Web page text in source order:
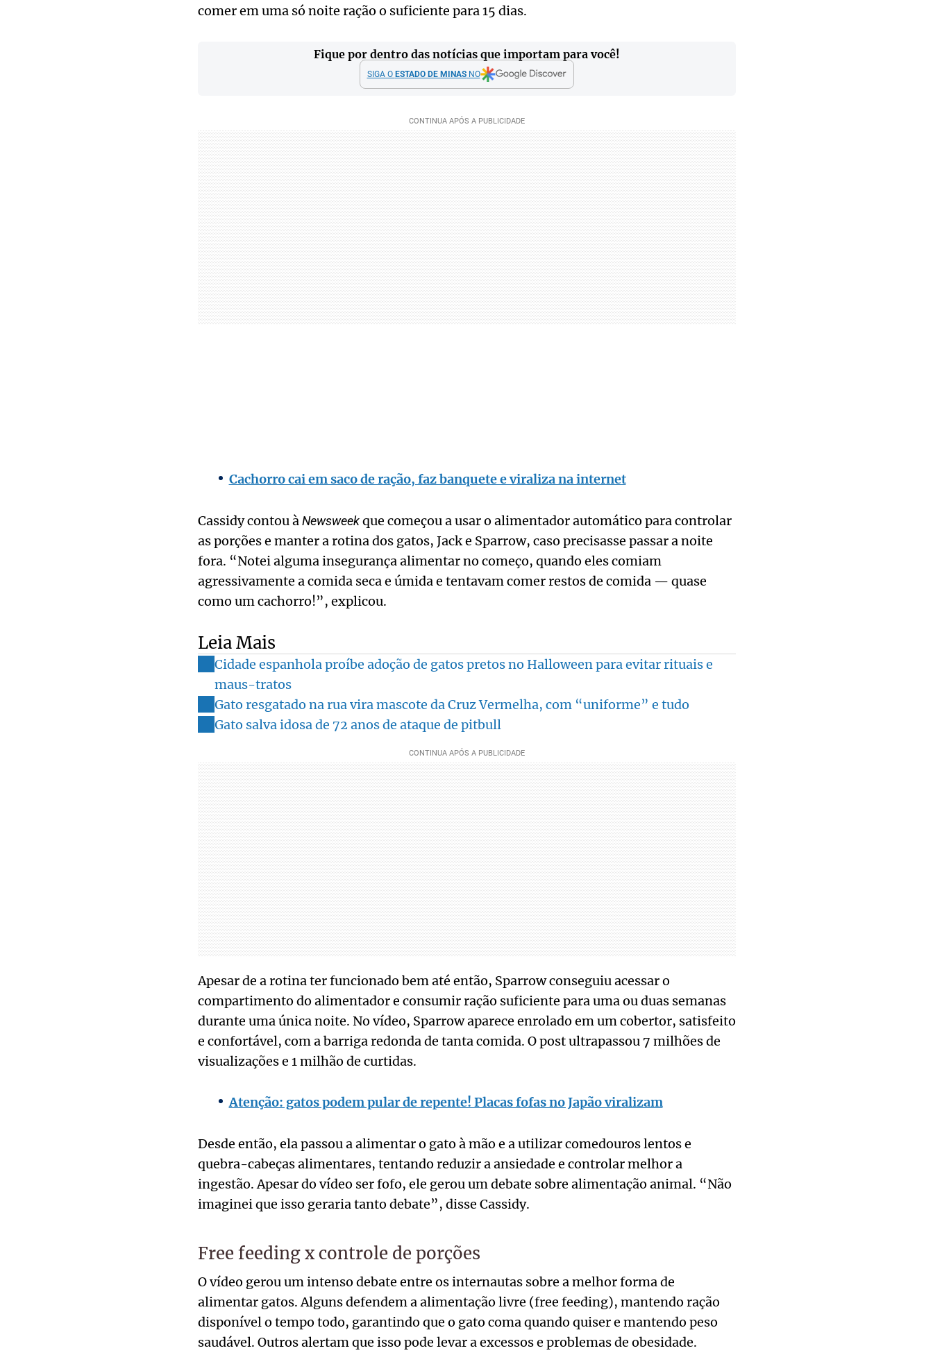
comer em uma só noite ração o suficiente para 15 dias.
Fique por dentro das notícias que importam para você!
SIGA O ESTADO DE MINASNO
Cachorro cai em saco de ração, faz banquete e viraliza na internet
Cassidy contou àNewsweekque começou a usar o alimentador automático para controlar
as porções e manter a rotina dos gatos, Jack e Sparrow, caso precisasse passar a noite
fora. “Notei alguma insegurança alimentar no começo, quando eles comiam
agressivamente a comida seca e úmida e tentavam comer restos de comida — quase
como um cachorro!”, explicou.
Leia Mais
Cidade espanhola proíbe adoção de gatos pretos no Halloween para evitar rituais e
maus-tratos
Gato resgatado na rua vira mascote da Cruz Vermelha, com “uniforme” e tudo
Gato salva idosa de 72 anos de ataque de pitbull
Apesar de a rotina ter funcionado bem até então, Sparrow conseguiu acessar o
compartimento do alimentador e consumir ração suficiente para uma ou duas semanas
durante uma única noite. No vídeo, Sparrow aparece enrolado em um cobertor, satisfeito
e confortável, com a barriga redonda de tanta comida. O post ultrapassou 7 milhões de
visualizações e 1 milhão de curtidas.
Atenção: gatos podem pular de repente! Placas fofas no Japão viralizam
Desde então, ela passou a alimentar o gato à mão e a utilizar comedouros lentos e
quebra-cabeças alimentares, tentando reduzir a ansiedade e controlar melhor a
ingestão. Apesar do vídeo ser fofo, ele gerou um debate sobre alimentação animal. “Não
imaginei que isso geraria tanto debate”, disse Cassidy.
Free feeding x controle de porções
O vídeo gerou um intenso debate entre os internautas sobre a melhor forma de
alimentar gatos. Alguns defendem a alimentação livre (free feeding), mantendo ração
disponível o tempo todo, garantindo que o gato coma quando quiser e mantendo peso
saudável. Outros alertam que isso pode levar a excessos e problemas de obesidade.